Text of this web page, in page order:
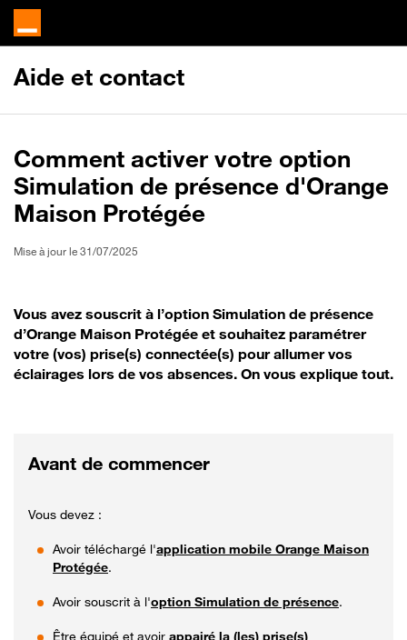
Aide et contact
Comment activer votre option
Simulation de présence d'Orange
Maison Protégée
Mise à jour le 31/07/2025
Vous avez souscrit à l’option Simulation de présence
d’Orange Maison Protégée et souhaitez paramétrer
votre (vos) prise(s) connectée(s) pour allumer vos
éclairages lors de vos absences. On vous explique tout.
Avant de commencer
Vous devez :
Avoir téléchargé l'application mobile Orange Maison
Protégée.
Avoir souscrit à l'option Simulation de présence.
Être équipé et avoir appairé la (les) prise(s)